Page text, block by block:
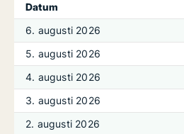
Datum
6. augusti 2026
5. augusti 2026
4. augusti 2026
3. augusti 2026
2. augusti 2026